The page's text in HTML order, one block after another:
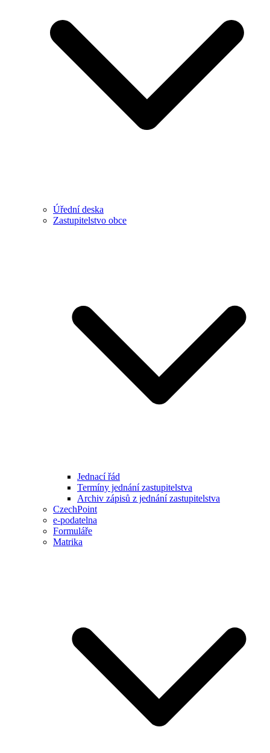
Úřední deska
Zastupitelstvo obce
Jednací řád
Termíny jednání zastupitelstva
Archiv zápisů z jednání zastupitelstva
CzechPoint
e-podatelna
Formuláře
Matrika